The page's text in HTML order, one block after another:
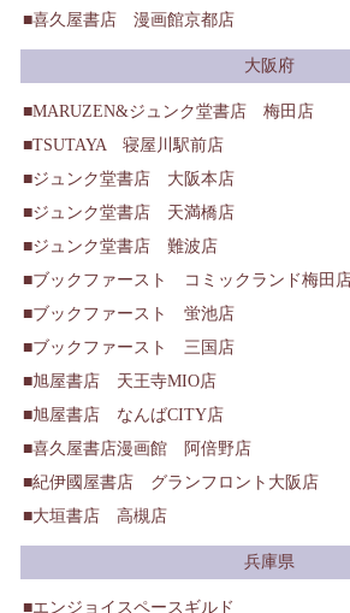
喜久屋書店 漫画館京都店
大阪府
MARUZEN&ジュンク堂書店 梅田店
TSUTAYA 寝屋川駅前店
ジュンク堂書店 大阪本店
ジュンク堂書店 天満橋店
ジュンク堂書店 難波店
ブックファースト コミックランド梅田
ブックファースト 蛍池店
ブックファースト 三国店
旭屋書店 天王寺MIO店
旭屋書店 なんばCITY店
喜久屋書店漫画館 阿倍野店
紀伊國屋書店 グランフロント大阪店
大垣書店 高槻店
兵庫県
エンジョイスペースギルド